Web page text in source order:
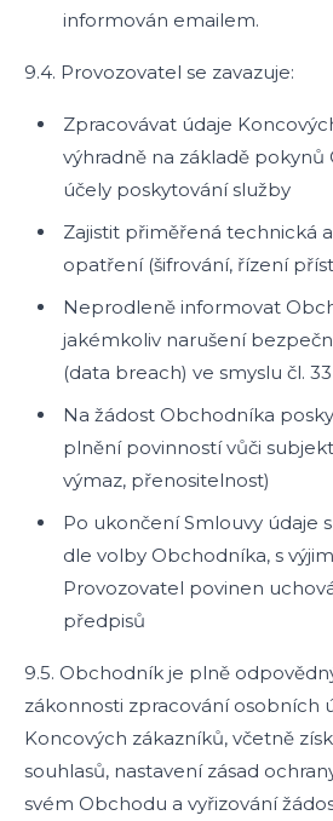
informován emailem.
9.4. Provozovatel se zavazuje:
Zpracovávat údaje
výhradně na základě
účely poskytování služby
Zajistit přiměřená technická
opatření (šifrování, řízení
Neprodleně informovat
jakémkoliv narušení
(data breach) ve smyslu čl.
Na žádost Obchodníka
plnění povinností vůči
výmaz, přenositelnost)
Po ukončení Smlouvy údaje
dle volby Obchodníka, s
Provozovatel povinen
předpisů
9.5. Obchodník je plně
zákonnosti zpracování osobních
Koncových zákazníků, včetně
souhlasů, nastavení zásad
svém Obchodu a vyřizování